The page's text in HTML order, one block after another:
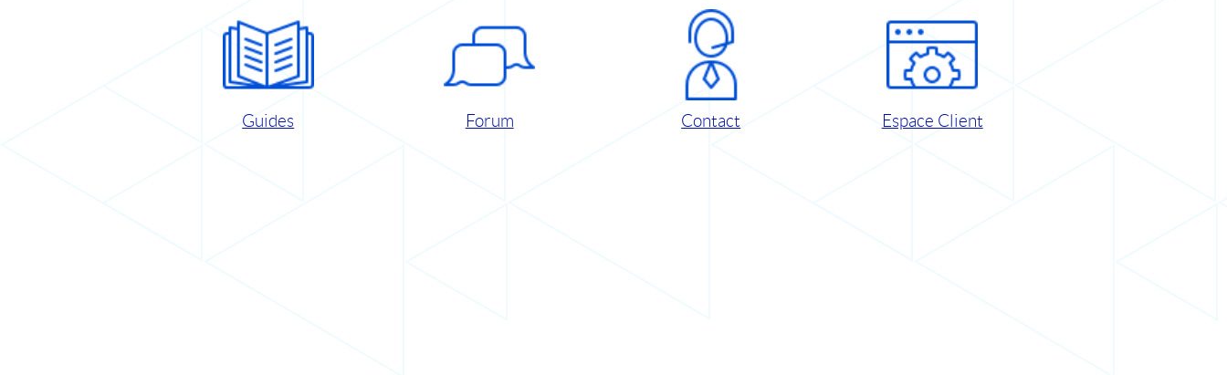
Guides Forum Contact Espace Client